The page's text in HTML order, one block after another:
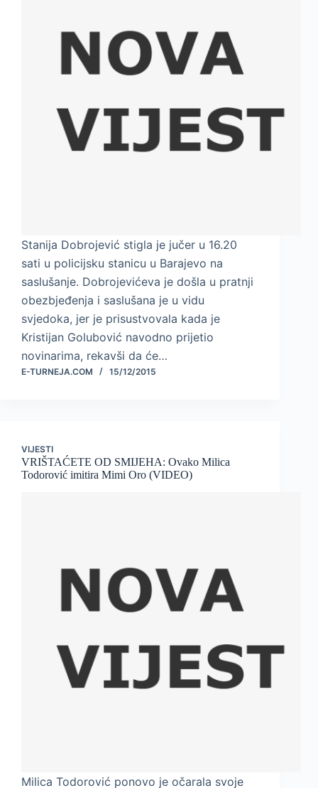
Stanija Dobrojević stigla je jučer u 16.20
sati u policijsku stanicu u Barajevo na
saslušanje. Dobrojevićeva je došla u pratnji
obezbjeđenja i saslušana je u vidu
svjedoka, jer je prisustvovala kada je
Kristijan Golubović navodno prijetio
novinarima, rekavši da će…
E-TURNEJA.COM 15/12/2015
VIJESTI
VRIŠTAĆETE OD SMIJEHA: Ovako Milica
Todorović imitira Mimi Oro (VIDEO)
Milica Todorović ponovo je očarala svoje